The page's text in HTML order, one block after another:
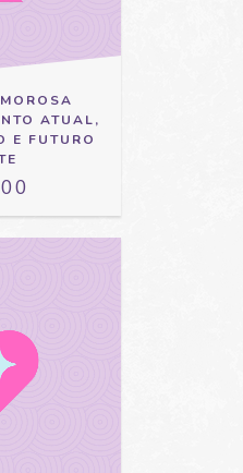
ATUAL,
E FUTURO